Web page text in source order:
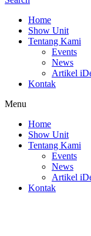
Home
Show Unit
Tentang Kami
Events
News
Artikel
Kontak
Menu
Home
Show Unit
Tentang Kami
Events
News
Artikel
Kontak